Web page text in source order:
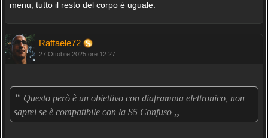
menu, tutto il resto del corpo è uguale.
Raffaele72
27 Ottobre 2025 ore 12:27
“ Questo però è un obiettivo con diaframma elettronico, non
saprei se è compatibile con la S5 Confuso „